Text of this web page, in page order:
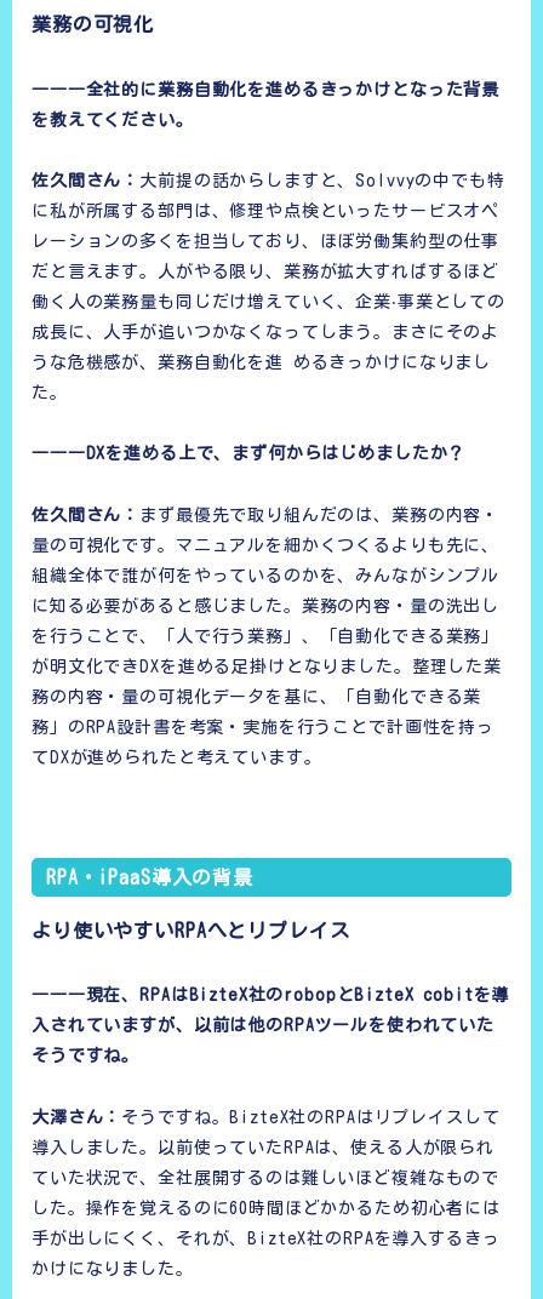
業務の可視化
―――全社的に業務自動化を進めるきっかけとなった背景
を教えてください。
佐久間さん： 大前提の話からしますと、Solvvyの中でも特
に私が所属する部門は、修理や点検といったサービスオペ
レーションの多くを担当しており、ほぼ労働集約型の仕事
だと言えます。人がやる限り、業務が拡大すればするほど
働く人の業務量も同じだけ増えていく、企業‧事業としての
成長に、人手が追いつかなくなってしまう。まさにそのよ
うな危機感が、業務自動化を進 めるきっかけになりまし
た。
―――DXを進める上で、まず何からはじめましたか？
佐久間さん： まず最優先で取り組んだのは、業務の内容・
量の可視化です。マニュアルを細かくつくるよりも先に、
組織全体で誰が何をやっているのかを、みんながシンプル
に知る必要があると感じました。業務の内容・量の洗出し
を行うことで、「人で行う業務」、「自動化できる業務」
が明文化できDXを進める足掛けとなりました。整理した業
務の内容・量の可視化データを基に、「自動化できる業
務」のRPA設計書を考案・実施を行うことで計画性を持っ
てDXが進められたと考えています。
RPA・iPaaS導入の背景
より使いやすいRPAへとリプレイス
―――現在、RPAはBizteX社のrobopとBizteX cobitを導
入されていますが、以前は他のRPAツールを使われていた
そうですね。
大澤さん： そうですね。BizteX社のRPAはリプレイスして
導入しました。以前使っていたRPAは、使える人が限られ
ていた状況で、全社展開するのは難しいほど複雑なもので
した。操作を覚えるのに60時間ほどかかるため初心者には
手が出しにくく、それが、BizteX社のRPAを導入するきっ
かけになりました。